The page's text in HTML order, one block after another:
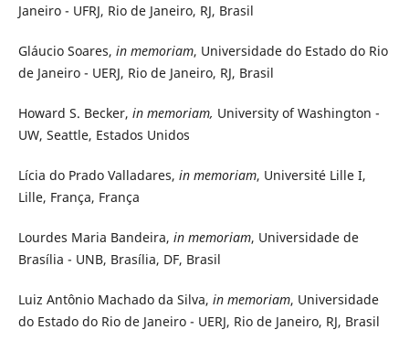
Janeiro - UFRJ, Rio de Janeiro, RJ, Brasil
Gláucio Soares, in memoriam, Universidade do Estado do Rio
de Janeiro - UERJ, Rio de Janeiro, RJ, Brasil
Howard S. Becker, in memoriam, University of Washington -
UW, Seattle, Estados Unidos
Lícia do Prado Valladares, in memoriam, Université Lille I,
Lille, França, França
Lourdes Maria Bandeira, in memoriam, Universidade de
Brasília - UNB, Brasília, DF, Brasil
Luiz Antônio Machado da Silva, in memoriam, Universidade
do Estado do Rio de Janeiro - UERJ, Rio de Janeiro, RJ, Brasil